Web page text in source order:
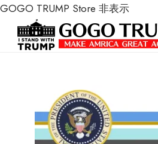
GOGO TRUMP Store 非表示